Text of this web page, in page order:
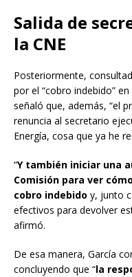
Salida de
la CNE
Posteriormente,
por el “cobro indebido”
señaló que, además, “el
renuncia al secretario
Energía, cosa que ya he
“Y también iniciar una
Comisión para ver
cobro indebido y, junto
efectivos para devolver
afirmó.
De esa manera, García
concluyendo que “la